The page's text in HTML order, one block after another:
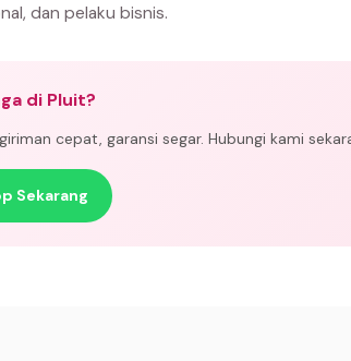
dan pelaku bisnis.
di Pluit?
cepat, garansi segar. Hubungi kami
Sekarang